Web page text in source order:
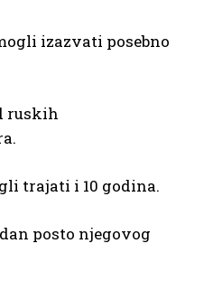
izazvati posebno
ruskih
trajati i 10 godina.
posto njegovog